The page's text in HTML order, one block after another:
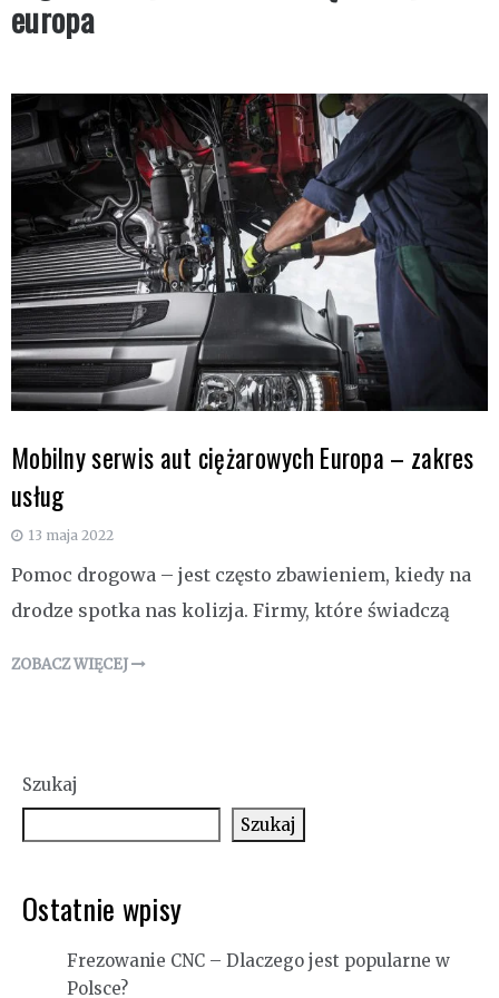
europa
Mobilny serwis aut ciężarowych Europa – zakres
usług
13 maja 2022
Pomoc drogowa – jest często zbawieniem, kiedy na
drodze spotka nas kolizja. Firmy, które świadczą
ZOBACZ WIĘCEJ
Szukaj
Szukaj
Ostatnie wpisy
Frezowanie CNC – Dlaczego jest popularne w
Polsce?